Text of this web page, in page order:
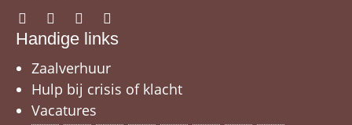
Handige links
Zaalverhuur
Hulp bij crisis of klacht
Vacatures